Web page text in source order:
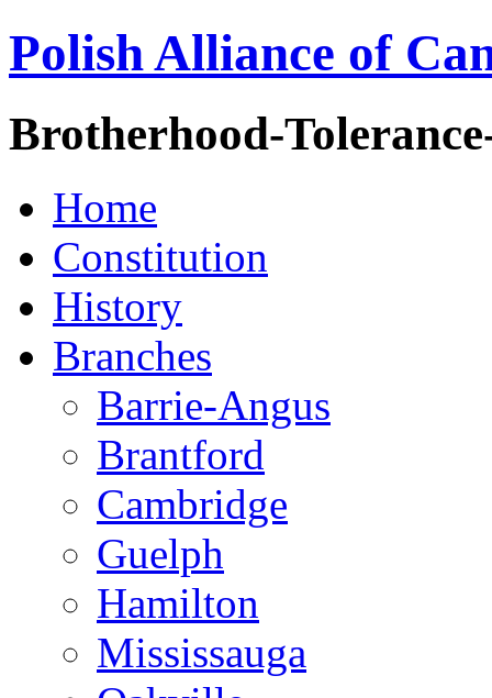
Polish Alliance of
Brotherhood-
Home
Constitution
History
Branches
Barrie-Angus
Brantford
Cambridge
Guelph
Hamilton
Mississauga